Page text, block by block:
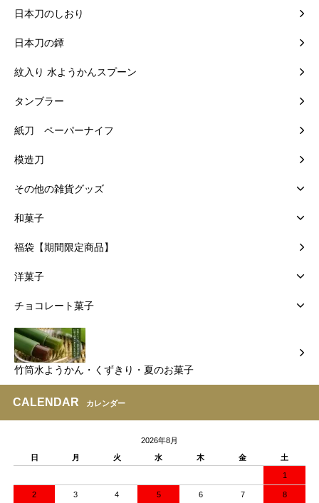
日本刀のしおり
日本刀の鐔
紋入り 水ようかんスプーン
タンブラー
紙刀 ペーパーナイフ
模造刀
その他の雑貨グッズ
和菓子
福袋【期間限定商品】
洋菓子
チョコレート菓子
竹筒水ようかん・くずきり・夏のお菓子
CALENDAR カレンダー
2026年8月
日
月 火 水 木 金 土
1
2 3 4 5 6 7 8